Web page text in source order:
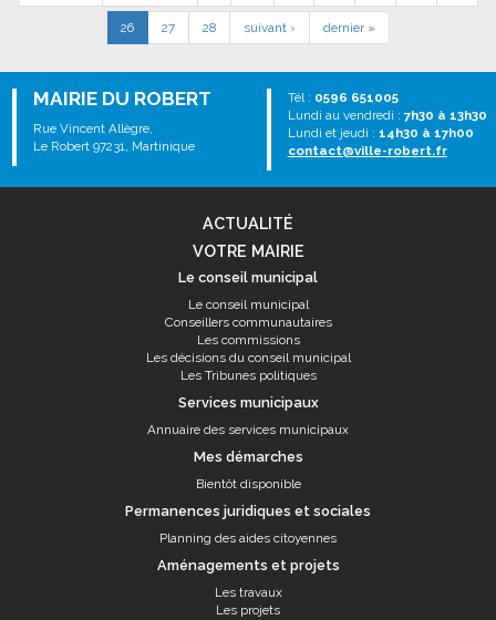
26 27 28 suivant › dernier »
MAIRIE DU ROBERT
Rue Vincent Allègre,
Le Robert 97231, Martinique
Tél : 0596 651005
Lundi au vendredi : 7h30 à 13h30
Lundi et jeudi : 14h30 à 17h00
contact@ville-robert.fr
ACTUALITÉ
VOTRE MAIRIE
Le conseil municipal
Le conseil municipal
Conseillers communautaires
Les commissions
Les décisions du conseil municipal
Les Tribunes politiques
Services municipaux
Annuaire des services municipaux
Mes démarches
Bientôt disponible
Permanences juridiques et sociales
Planning des aides citoyennes
Aménagements et projets
Les travaux
Les projets